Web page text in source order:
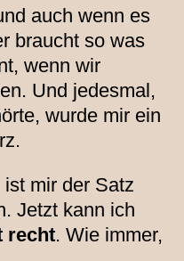
auch wenn es
braucht so was
wenn wir
Und jedesmal,
wurde mir ein
mir der Satz
Jetzt kann ich
recht. Wie immer,